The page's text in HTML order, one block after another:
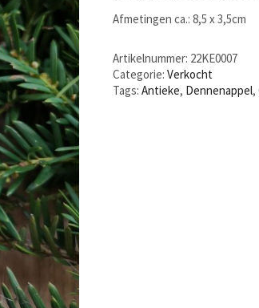
Afmetingen ca.: 8,5 x 3,5cm
Artikelnummer: 22KE0007
Categorie:Verkocht
Tags:Antieke, Dennenappel,